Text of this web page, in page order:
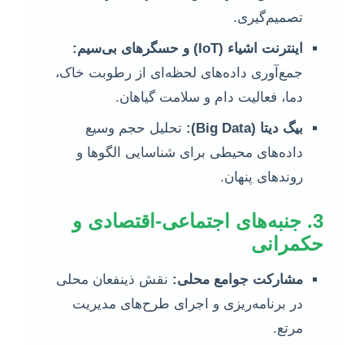
تصمیم‌گیری.
اینترنت اشیاء (IoT) و حسگرهای بی‌سیم:
جمع‌آوری داده‌های لحظه‌ای از رطوبت خاک،
دما، فعالیت دام و سلامت گیاهان.
بیگ دیتا (Big Data):
تحلیل حجم وسیع
داده‌های محیطی برای شناسایی الگوها و
روندهای پنهان.
3. جنبه‌های اجتماعی-اقتصادی و
حکمرانی
مشارکت جوامع محلی: نقش ذینفعان محلی
در برنامه‌ریزی و اجرای طرح‌های مدیریت
مرتع.